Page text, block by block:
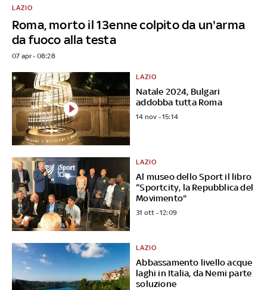
Roma, morto il 13enne colpito da un'arma
da fuoco alla testa
LAZIO
07 apr - 08:28
Natale 2024, Bulgari
addobba tutta Roma
LAZIO
14 nov - 15:14
Al museo dello Sport il libro
“Sportcity, la Repubblica del
Movimento"
LAZIO
31 ott - 12:09
Abbassamento livello acque
laghi in Italia, da Nemi parte
soluzione
LAZIO